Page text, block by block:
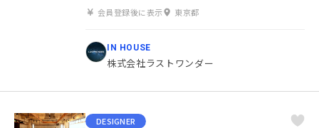
会員登録後に表示 東京都
IN HOUSE
株式会社ラストワンダー
DESIGNER